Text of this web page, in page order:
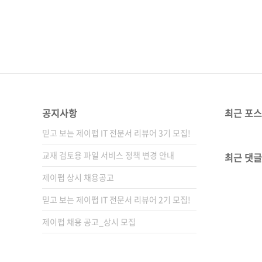
공지사항
믿고 보는 제이펍 IT 전문서 리뷰어 3기 모집!
교재 검토용 파일 서비스 정책 변경 안내
제이펍 상시 채용공고
믿고 보는 제이펍 IT 전문서 리뷰어 2기 모집!
제이펍 채용 공고_상시 모집
최근 포
최근 댓글